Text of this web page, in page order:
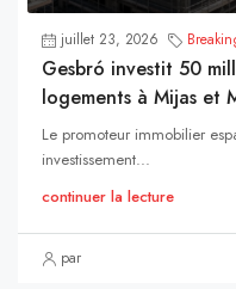
juillet 23, 2026
Gesbró investit 50
logements à Mijas et
Le promoteur immobilier
investissement...
continuer la lecture
par